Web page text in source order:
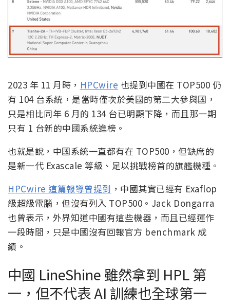
2023 年 11 月時， HPCwire 也提到中國在 TOP500 仍
有 104 台系統，是當時僅次於美國的第二大參與國，
只是相比同年 6 月的 134 台已明顯下降，而且那一期
只有 1 台新的中國系統進榜。
也就是說，中國系統一直都有在 TOP500，但缺席的
是新一代 Exascale 等級、足以挑戰榜首的旗艦機種。
HPCwire 這篇報導曾提到 ，中國其實已經有 Exaflop
級超級電腦，但沒有列入 TOP500。Jack Dongarra
也曾表示，外界知道中國有這些機器，而且已經運作
一段時間，只是中國沒有回報官方 benchmark 成
績。
中國 LineShine 雖然拿到 HPL 第
一，但不代表 AI 訓練也全球第一